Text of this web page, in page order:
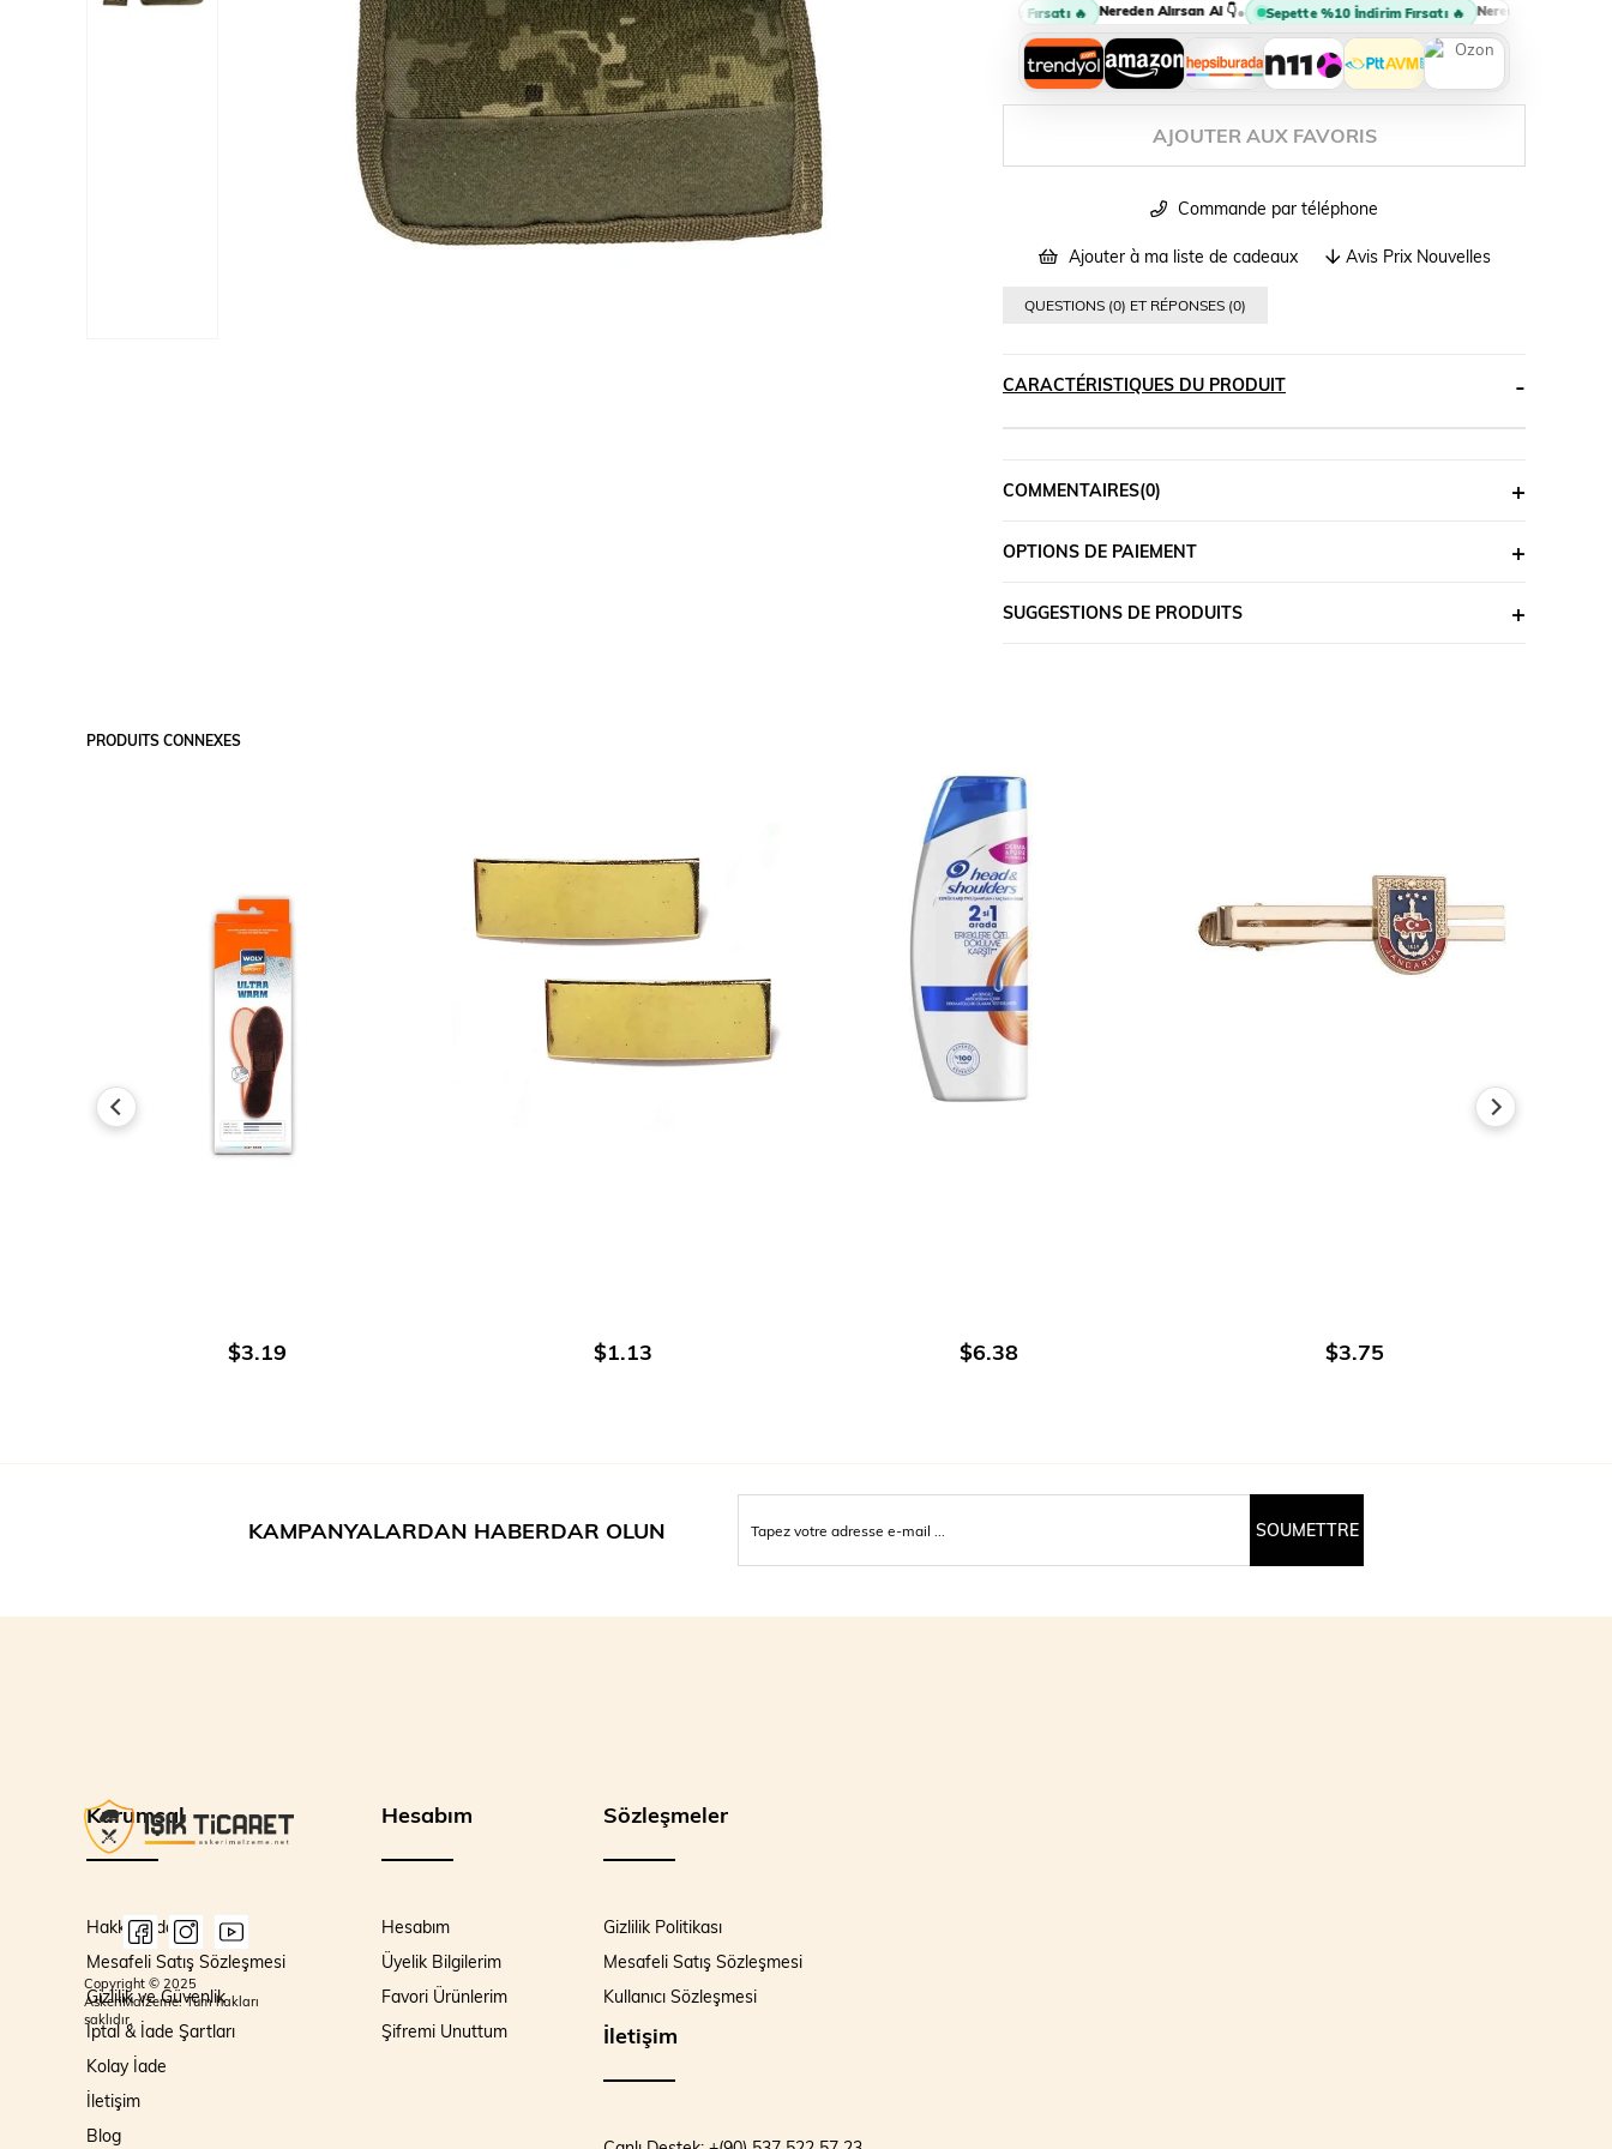
Sepette %10 İndirim Fırsatı 🔥 Nereden Alırsan Al 👇• Sepette %10 İndirim Fırsatı 🔥 Nereden Alırsan Al 👇
AJOUTER AUX FAVORIS
Commande par téléphone
Ajouter à ma liste de cadeaux Avis Prix Nouvelles
QUESTIONS (0) ET RÉPONSES (0)
CARACTÉRISTIQUES DU PRODUIT
COMMENTAIRES(0)
OPTIONS DE PAIEMENT
SUGGESTIONS DE PRODUITS
PRODUITS CONNEXES
$3.19 $1.13 $6.38 $3.75
KAMPANYALARDAN HABERDAR OLUN SOUMETTRE
Kurumsal
Hakkımızda
Mesafeli Satış Sözleşmesi
Gizlilik ve Güvenlik
İptal & İade Şartları
Kolay İade
İletişim
Blog
Hesabım
Hesabım
Üyelik Bilgilerim
Favori Ürünlerim
Şifremi Unuttum
Sözleşmeler
Gizlilik Politikası
Mesafeli Satış Sözleşmesi
Kullanıcı Sözleşmesi
İletişim
Copyright © 2025
AskeriMalzeme. Tüm hakları
saklıdır.